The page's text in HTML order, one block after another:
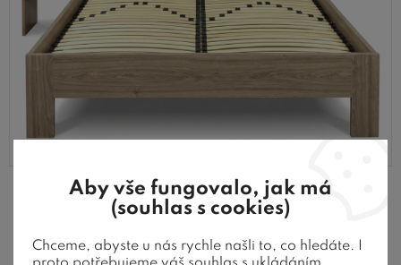
Promyšlená výška pro pohodlné
Aby vše fungovalo, jak má
(souhlas s cookies)
Chceme, abyste u nás rychle našli to, co hledáte. I